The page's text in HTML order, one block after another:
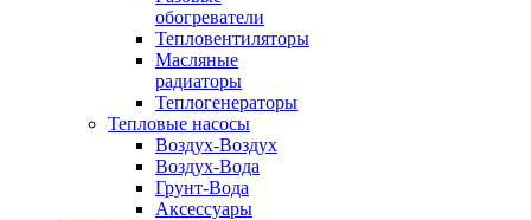
обогреватели
Тепловентиляторы
Масляные
радиаторы
Теплогенераторы
Тепловые насосы
Воздух-Воздух
Воздух-Вода
Грунт-Вода
Аксессуары